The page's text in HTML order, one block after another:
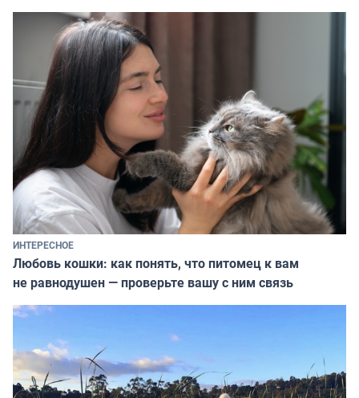
ИНТЕРЕСНОЕ
Любовь кошки: как понять, что питомец к вам
не равнодушен — проверьте вашу с ним связь